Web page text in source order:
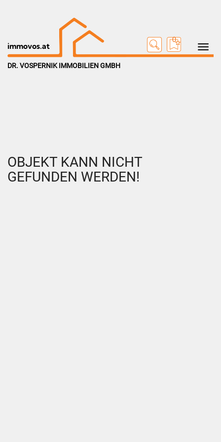
Toggle
immovos.at
0
DR. VOSPERNIK IMMOBILIEN GMBH
OBJEKT KANN NICHT
GEFUNDEN WERDEN!